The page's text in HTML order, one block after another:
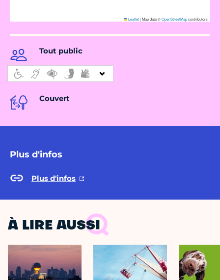
Leaflet|Map data ©OpenStreetMapcontributors
Tout public
Couvert
Plus d'infos
Plus d'infos
À LIRE AUSSI